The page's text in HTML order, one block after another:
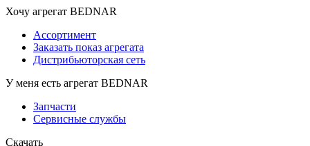
Хочу агрегат BEDNAR
Ассортимент
Заказать показ агрегата
Дистрибьюторская сеть
У меня есть агрегат BEDNAR
Запчасти
Сервисные службы
Скачать